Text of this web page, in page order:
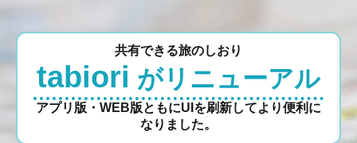
共有できる旅のしおり
tabiori がリニューアル
アプリ版・WEB版ともにUIを刷新してより便利に
なりました。